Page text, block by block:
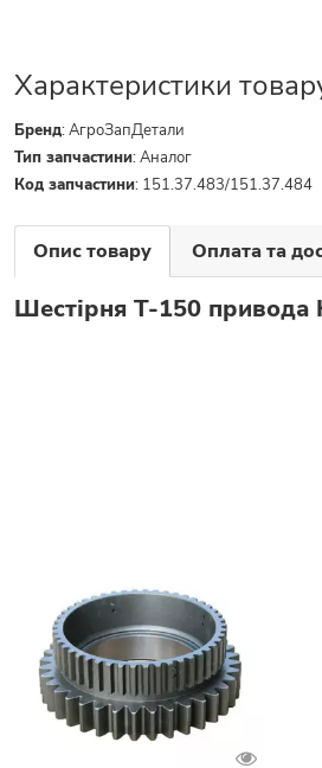
Характеристики
Бренд:АгроЗапДетали
Тип запчастини:Аналог
Код запчастини: 151.37.483/151.37.484
Опис товару Оплата та
Шестірня Т-150